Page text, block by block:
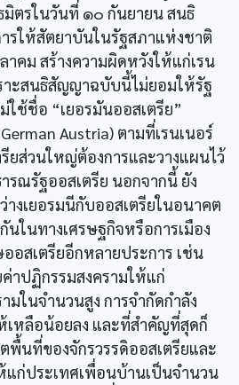
ตรในวันที่ ๑๐ กันยายน สนธิ
รให้สัตยาบันในรัฐสภาแห่งชาติ
คม สร้างความผิดหวังให้แก่เรน
าะสนธิสัญญาฉบับนี้ไม่ยอมให้รัฐ
ช้ชื่อ “เยอรมันออสเตรีย”
Austria) ตามที่เรนเนอร์
ยส่วนใหญ่ต้องการและวางแผนไว้
รณรัฐออสเตรีย นอกจากนี้ ยัง
งเยอรมนีกับออสเตรียในอนาคต
นในทางเศรษฐกิจหรือการเมือง
อสเตรียอีกหลายประการ เช่น
าปฏิกรรมสงครามให้แก่
ในจำนวนสูง การจำกัดกำลัง
เหลือน้อยลง และที่สำคัญที่สุดก็
พื้นที่ของจักรวรรดิออสเตรียและ
แก่ประเทศเพื่อนบ้านเป็นจำนวน